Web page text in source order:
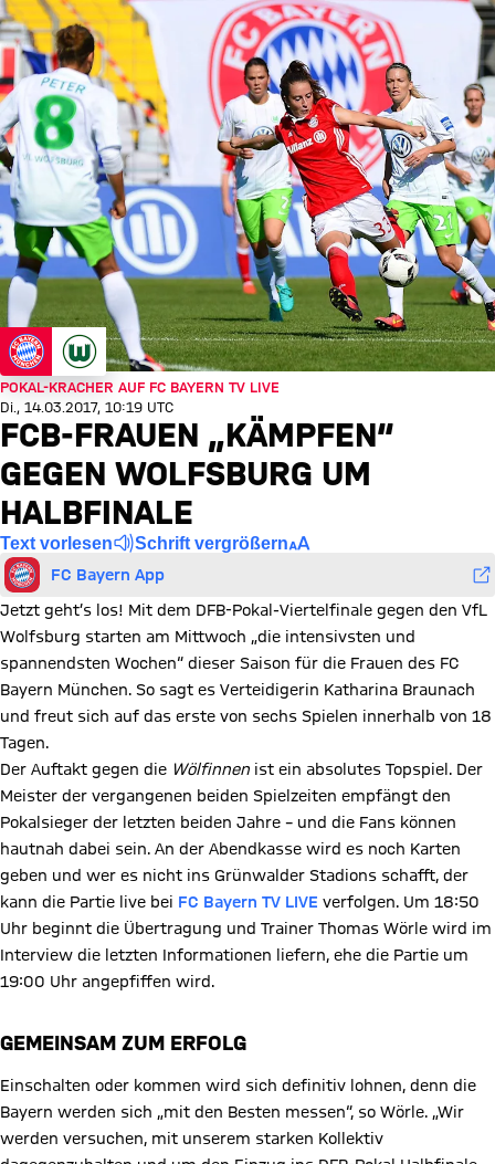
POKAL-KRACHER AUF FC BAYERN TV LIVE
Di., 14.03.2017, 10:19 UTC
FCB-FRAUEN „KÄMPFEN“
GEGEN WOLFSBURG UM
HALBFINALE
Text vorlesen Schrift vergrößern
FC Bayern App
Jetzt geht’s los! Mit dem DFB-Pokal-Viertelfinale gegen den VfL
Wolfsburg starten am Mittwoch „die intensivsten und
spannendsten Wochen“ dieser Saison für die Frauen des FC
Bayern München. So sagt es Verteidigerin Katharina Braunach
und freut sich auf das erste von sechs Spielen innerhalb von 18
Tagen.
Der Auftakt gegen die Wölfinnen ist ein absolutes Topspiel. Der
Meister der vergangenen beiden Spielzeiten empfängt den
Pokalsieger der letzten beiden Jahre – und die Fans können
hautnah dabei sein. An der Abendkasse wird es noch Karten
geben und wer es nicht ins Grünwalder Stadions schafft, der
kann die Partie live bei FC Bayern TV LIVE verfolgen. Um 18:50
Uhr beginnt die Übertragung und Trainer Thomas Wörle wird im
Interview die letzten Informationen liefern, ehe die Partie um
19:00 Uhr angepfiffen wird.
GEMEINSAM ZUM ERFOLG
Einschalten oder kommen wird sich definitiv lohnen, denn die
Bayern werden sich „mit den Besten messen“, so Wörle. „Wir
werden versuchen, mit unserem starken Kollektiv